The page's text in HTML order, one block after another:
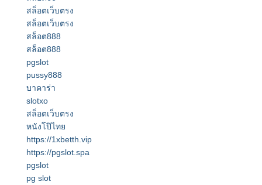
สล็อตเว็บตรง
สล็อตเว็บตรง
สล็อต888
สล็อต888
pgslot
pussy888
บาคาร่า
slotxo
สล็อตเว็บตรง
หนังโป๊ไทย
https://1xbetth.vip
https://pgslot.spa
pgslot
pg slot